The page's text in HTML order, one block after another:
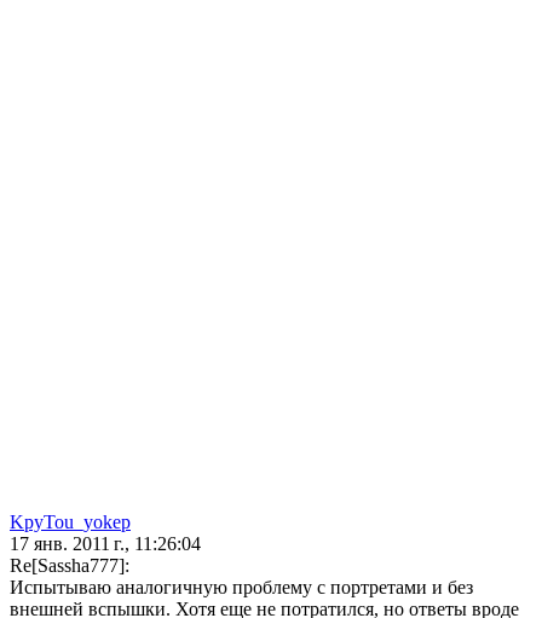
KpyTou_yokep
17 янв. 2011 г., 11:26:04
Re[Sassha777]:
Испытываю аналогичную проблему с портретами и без
внешней вспышки. Хотя еще не потратился, но ответы вроде